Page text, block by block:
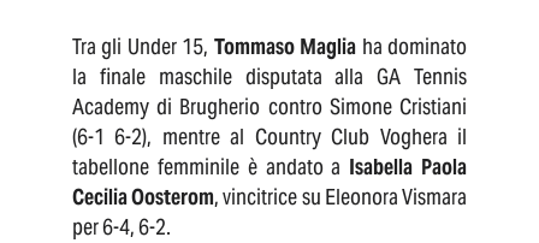
Tra gli Under 15, Tommaso Maglia ha dominato
la finale maschile disputata alla GA Tennis
Academy di Brugherio contro Simone Cristiani
(6-1 6-2), mentre al Country Club Voghera il
tabellone femminile è andato a Isabella Paola
Cecilia Oosterom, vincitrice su Eleonora Vismara
per 6-4, 6-2.